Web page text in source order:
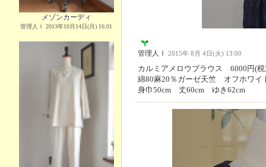
メゾンカーディ
管理人Ｉ 2013年10月14日(月) 16:01
管理人Ｉ 2015年 8月 4日(火) 13:00
カルミアメロウブラウス 6000円(税
綿80麻20％ガーゼ天竺 オフホワイ
身巾50cm 丈60cm ゆき62cm